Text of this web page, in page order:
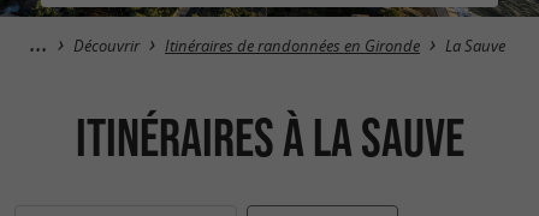
Découvrir Itinéraires de randonnées en Gironde La Sauve
itinéraires à La Sauve